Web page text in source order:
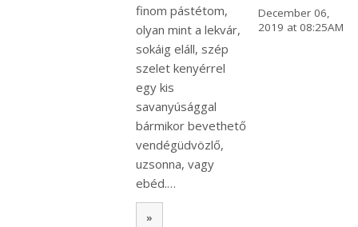
finom pástétom,
olyan mint a lekvár,
sokáig eláll, szép
szelet kenyérrel
egy kis
savanyúsággal
bármikor bevethető
vendégüdvözlő,
uzsonna, vagy
ebéd.…
»
December 06,
2019 at 08:25AM